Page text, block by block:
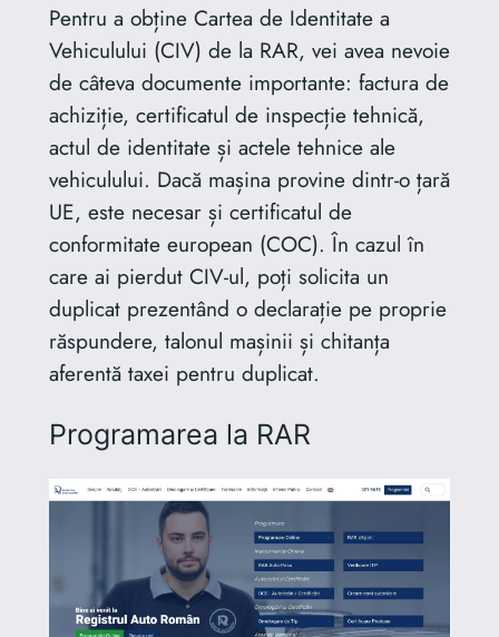
Pentru a obține Cartea de Identitate a
Vehiculului (CIV) de la RAR, vei avea nevoie
de câteva documente importante: factura de
achiziție, certificatul de inspecție tehnică,
actul de identitate și actele tehnice ale
vehiculului. Dacă mașina provine dintr-o țară
UE, este necesar și certificatul de
conformitate european (COC). În cazul în
care ai pierdut CIV-ul, poți solicita un
duplicat prezentând o declarație pe proprie
răspundere, talonul mașinii și chitanța
aferentă taxei pentru duplicat.
Programarea la RAR